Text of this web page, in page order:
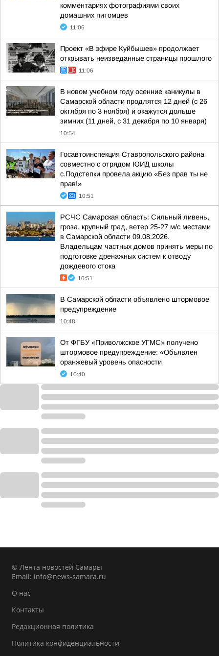
комментариях фотографиями своих
домашних питомцев
11:06
Проект «В эфире Куйбышев» продолжает
открывать неизведанные страницы прошлого
11:06
В новом учебном году осенние каникулы в
Самарской области продлятся 12 дней (с 26
октября по 3 ноября) и окажутся дольше
зимних (11 дней, с 31 декабря по 10 января)
10:54
Госавтоинспекция Ставропольского района
совместно с отрядом ЮИД школы
с.Подстепки провела акцию «Без прав ты не
прав!»
10:51
РСЧС Самарская область: Сильный ливень,
гроза, крупный град, ветер 25-27 м/с местами
в Самарской области 09.08.2026.
Владельцам частных домов принять меры по
подготовке дренажных систем к отводу
дождевого стока
10:51
В Самарской области объявлено штормовое
предупреждение
10:48
От ФГБУ «Приволжское УГМС» получено
штормовое предупреждение: «Объявлен
оранжевый уровень опасности
10:40
© Лента новостей Самары
Email: info@news-samara.ru
О нас
Контакты
Редакционная политика
Политика конфиденциальности